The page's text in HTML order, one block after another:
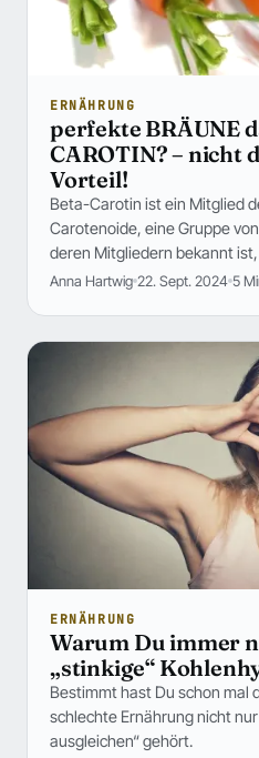
ERNÄHRUNG
perfekte BRÄUNE
CAROTIN? – nicht
Vorteil!
Beta-Carotin ist ein Mitglied
Carotenoide, eine Gruppe
deren Mitgliedern bekannt
Anna Hartwig 22. Sept. 2024 5
ERNÄHRUNG
Warum Du immer
„stinkige“
Bestimmt hast Du schon mal
schlechte Ernährung nicht
ausgleichen“ gehört.